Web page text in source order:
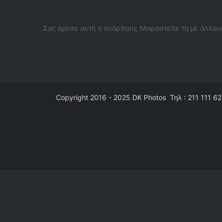
Σας άρεσε αυτή η ανάρτηση; Μοιραστείτε τη με
Copyright 2016 - 2025 DK Photos Τηλ : 211 111